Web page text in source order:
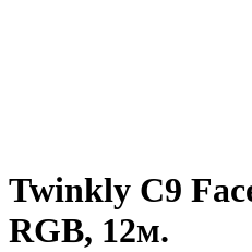
Twinkly C9
RGB, 12м.